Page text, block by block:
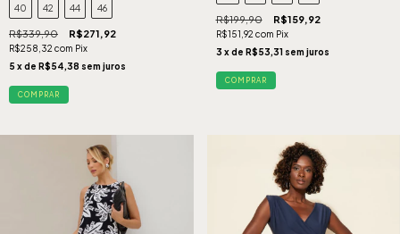
40 42 44 46
R$339,90 R$271,92
R$258,32 com Pix
5 x de R$54,38 sem juros
COMPRAR
R$199,90 R$159,92
R$151,92 com Pix
3 x de R$53,31 sem juros
COMPRAR